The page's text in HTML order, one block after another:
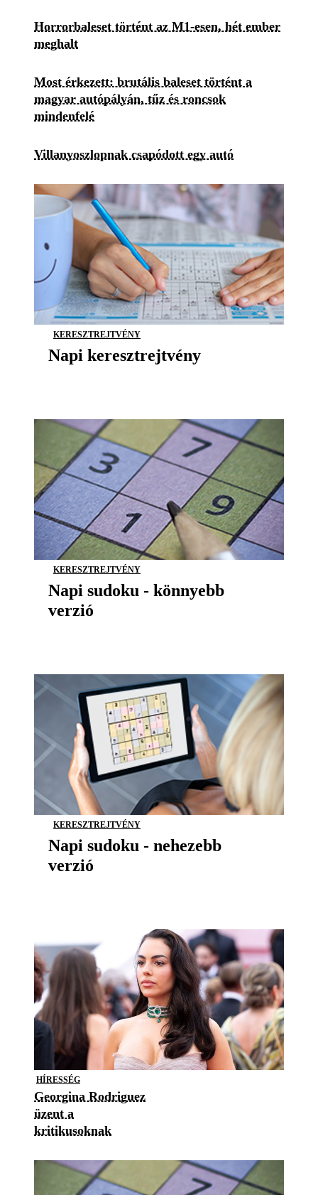
Horrorbaleset történt az M1-esen, hét ember
meghalt
Most érkezett: brutális baleset történt a
magyar autópályán, tűz és roncsok
mindenfelé
Villanyoszlopnak csapódott egy autó
KERESZTREJTVÉNY
Napi keresztrejtvény
KERESZTREJTVÉNY
Napi sudoku - könnyebb
verzió
KERESZTREJTVÉNY
Napi sudoku - nehezebb
verzió
HÍRESSÉG
Georgina Rodriguez
üzent a
kritikusoknak